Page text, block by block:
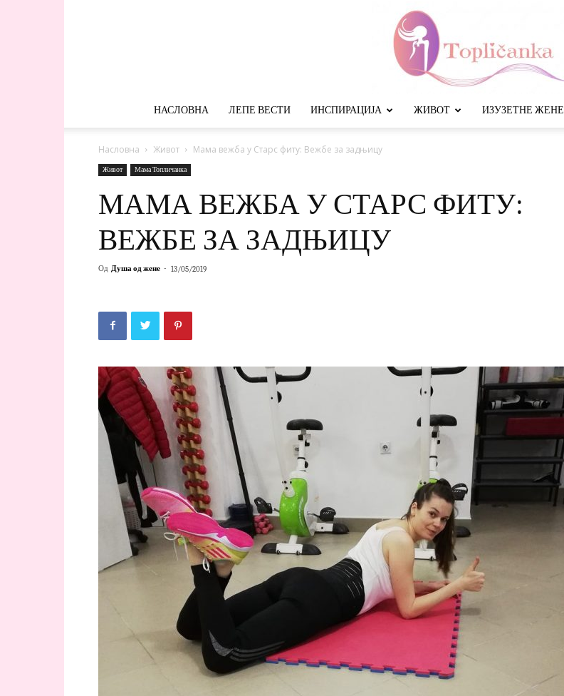
НАСЛОВНА ЛЕПЕ ВЕСТИ ИНСПИРАЦИЈА ЖИВОТ ИЗУЗЕТНЕ ЖЕНЕ
Насловна Живот Мама вежба у Старс фиту: Вежбе за задњицу
Живот Мама Топличанка
МАМА ВЕЖБА У СТАРС ФИТУ:
ВЕЖБЕ ЗА ЗАДЊИЦУ
Од Душа од жене - 13/05/2019